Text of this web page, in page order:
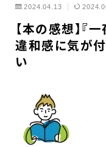
2024.04.13
【本の感想】『
違和感に気が付
い